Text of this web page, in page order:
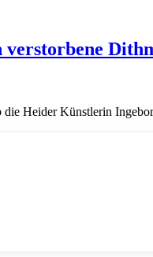
verstorbene
Heider Künstlerin